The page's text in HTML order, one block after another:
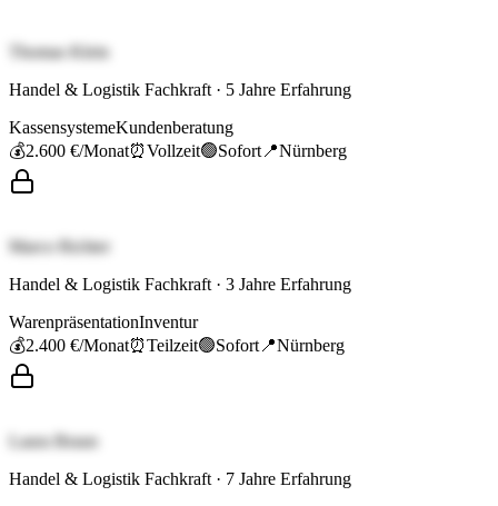
Thomas Klein
Handel & Logistik Fachkraft · 5 Jahre Erfahrung
KassensystemeKundenberatung
💰2.600 €/Monat⏰Vollzeit🟢Sofort 📍Nürnberg
Marco Richter
Handel & Logistik Fachkraft · 3 Jahre Erfahrung
WarenpräsentationInventur
💰2.400 €/Monat⏰Teilzeit🟢Sofort 📍Nürnberg
Laura Braun
Handel & Logistik Fachkraft · 7 Jahre Erfahrung